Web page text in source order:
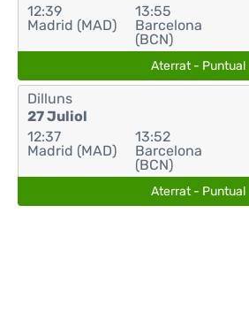
12:39
Madrid (MAD)
13:55
Barcelona
(BCN)
Aterrat - Puntual
Dilluns
27 Juliol
12:37
Madrid (MAD)
13:52
Barcelona
(BCN)
Aterrat - Puntual